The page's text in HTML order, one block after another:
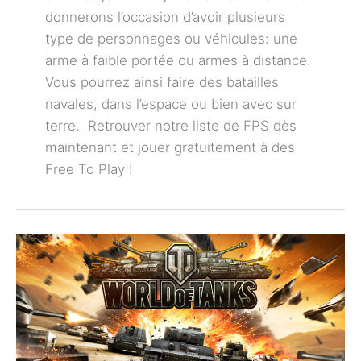
donnerons l’occasion d’avoir plusieurs
type de personnages ou véhicules: une
arme à faible portée ou armes à distance.
Vous pourrez ainsi faire des batailles
navales, dans l’espace ou bien avec sur
terre. Retrouver notre liste de FPS dès
maintenant et jouer gratuitement à des
Free To Play !